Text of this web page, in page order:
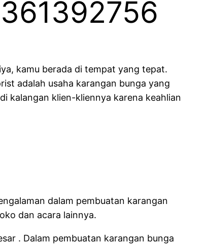
kamu berada di tempat yang tepat.
adalah usaha karangan bunga yang
kalangan klien-kliennya karena keahlian
dalam pembuatan karangan
dan acara lainnya.
. Dalam pembuatan karangan bunga